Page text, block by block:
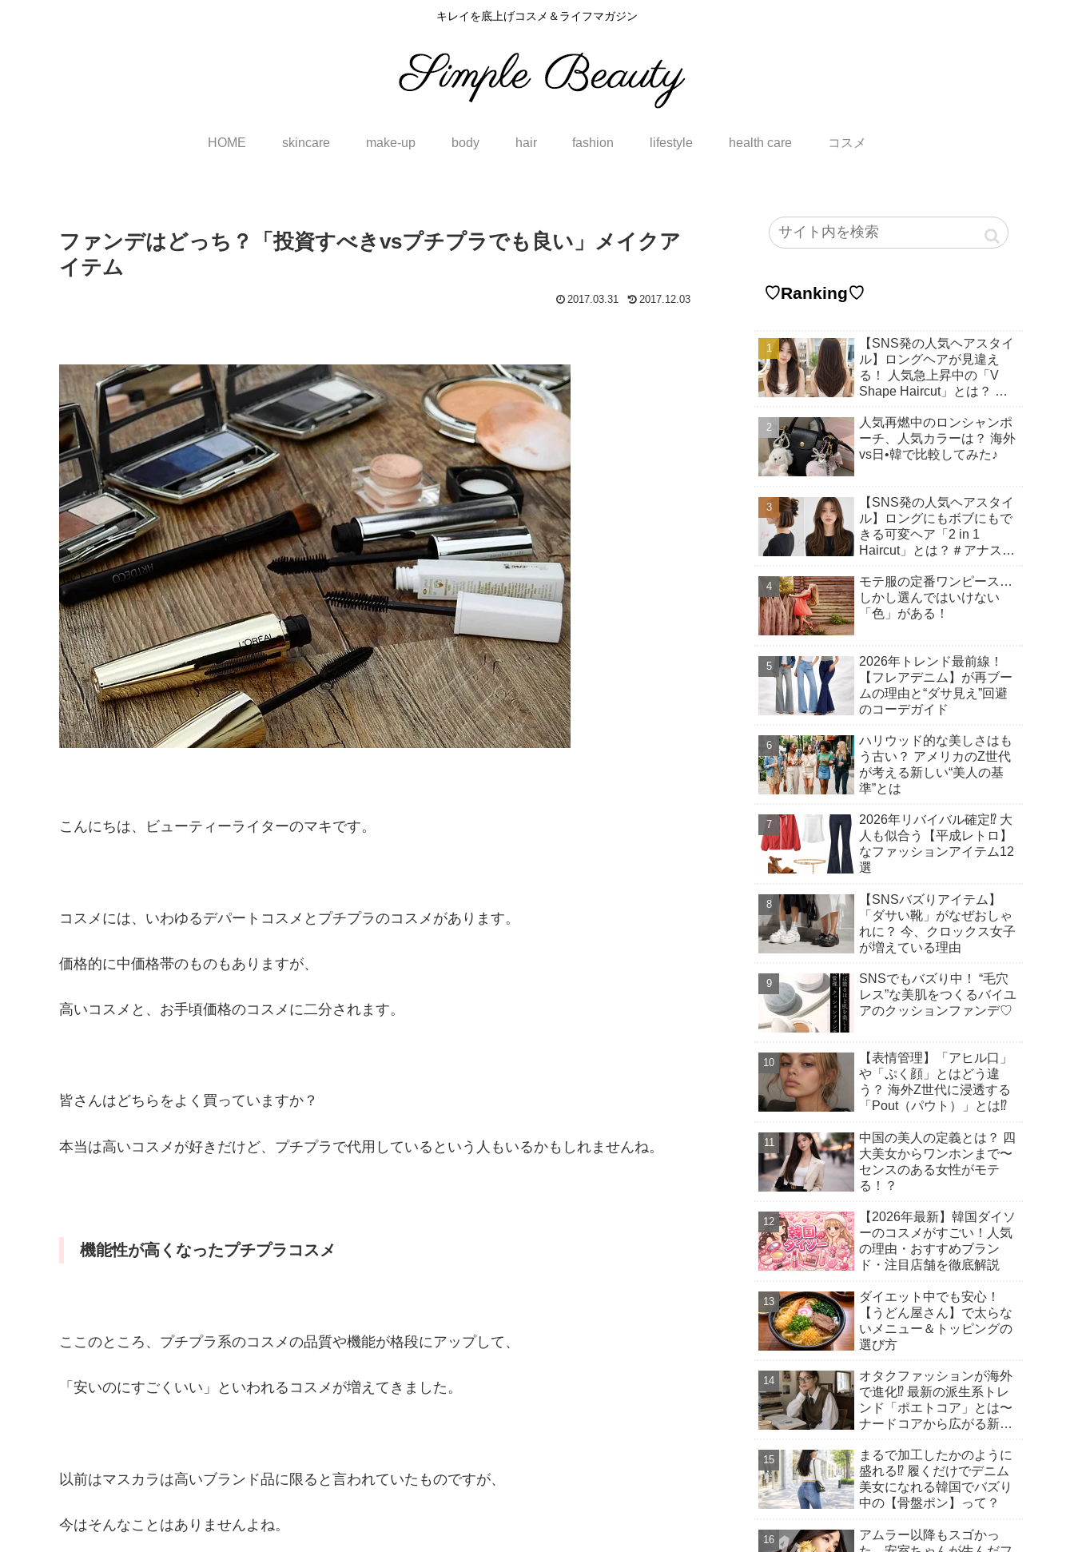
キレイを底上げコスメ＆ライフマガジン
HOME skincare make-up body hair fashion lifestyle health care コスメ
ファンデはどっち？「投資すべきvsプチプラでも良い」メイクア
イテム
2017.03.31 2017.12.03
こんにちは、ビューティーライターのマキです。
コスメには、いわゆるデパートコスメとプチプラのコスメがあります。
価格的に中価格帯のものもありますが、
高いコスメと、お手頃価格のコスメに二分されます。
皆さんはどちらをよく買っていますか？
本当は高いコスメが好きだけど、プチプラで代用しているという人もいるかもしれませんね。
機能性が高くなったプチプラコスメ
ここのところ、プチプラ系のコスメの品質や機能が格段にアップして、
「安いのにすごくいい」といわれるコスメが増えてきました。
以前はマスカラは高いブランド品に限ると言われていたものですが、
今はそんなことはありませんよね。
♡Ranking♡
【SNS発の人気ヘアスタイ
ル】ロングヘアが見違え
る！ 人気急上昇中の「V
Shape Haircut」とは？ ア
由♡
人気再燃中のロンシャンポ
ーチ、人気カラーは？ 海外
vs日•韓で比較してみた♪
【SNS発の人気ヘアスタイ
ル】ロングにもボブにもで
きる可変ヘア「2 in 1
Haircut」とは？＃アナスタ
モテ服の定番ワンピース…
しかし選んではいけない
「色」がある！
2026年トレンド最前線！
【フレアデニム】が再ブー
ムの理由と“ダサ見え”回避
のコーデガイド
ハリウッド的な美しさはも
う古い？ アメリカのZ世代
が考える新しい“美人の基
準”とは
2026年リバイバル確定⁉︎ 大
人も似合う【平成レトロ】
なファッションアイテム12
選
【SNSバズりアイテム】
「ダサい靴」がなぜおしゃ
れに？ 今、クロックス女子
が増えている理由
SNSでもバズり中！ “毛穴
レス”な美肌をつくるバイユ
アのクッションファンデ♡
【表情管理】「アヒル口」
や「ぷく顔」とはどう違
う？ 海外Z世代に浸透する
「Pout（パウト）」とは⁉︎
中国の美人の定義とは？ 四
大美女からワンホンまで〜
センスのある女性がモテ
る！？
【2026年最新】韓国ダイソ
ーのコスメがすごい！人気
の理由・おすすめブラン
ド・注目店舗を徹底解説
ダイエット中でも安心！
【うどん屋さん】で太らな
いメニュー＆トッピングの
選び方
オタクファッションが海外
で進化⁉︎ 最新の派生系トレ
ンド「ポエトコア」とは〜
ナードコアから広がる新潮
まるで加工したかのように
盛れる⁉︎ 履くだけでデニム
美女になれる韓国でバズり
中の【骨盤ポン】って？
アムラー以降もスゴかっ